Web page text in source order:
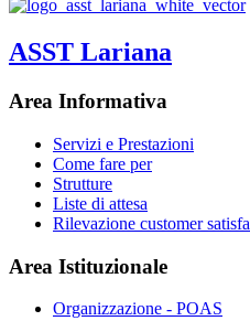
ASST Lariana
Area Informativa
Servizi e Prestazioni
Come fare per
Strutture
Liste di attesa
Rilevazione customer
Area Istituzionale
Organizzazione - POAS